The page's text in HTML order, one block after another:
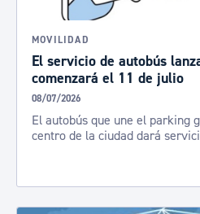
MOVILIDAD
El servicio de autobús
comenzará el 11 de julio
08/07/2026
El autobús que une el parking
centro de la ciudad dará